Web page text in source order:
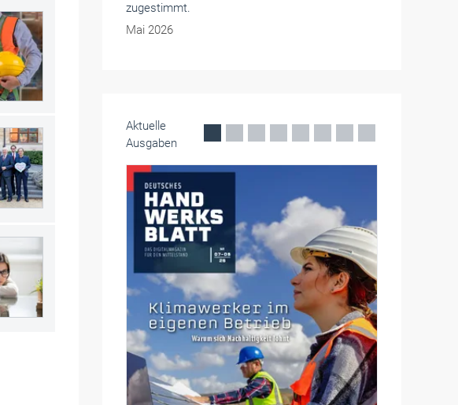
einer gemeinsamen Veranstaltung geladen. Es
ging um die Sichtbarkeit von Mittelstand und
Ausgaben